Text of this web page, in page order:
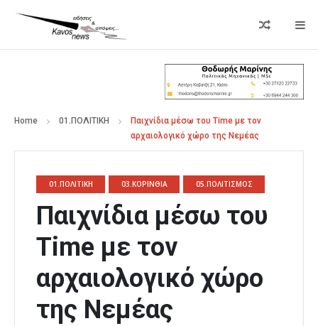
Home 01.ΠΟΛΙΤΙΚΗ
Παιχνίδια μέσω του Time με τον
αρχαιολογικό χώρο της Νεμέας
01.ΠΟΛΙΤΙΚΗ 03.ΚΟΡΙΝΘΙΑ 05.ΠΟΛΙΤΙΣΜΟΣ
Παιχνίδια μέσω του
Time με τον
αρχαιολογικό χώρο
της Νεμέας